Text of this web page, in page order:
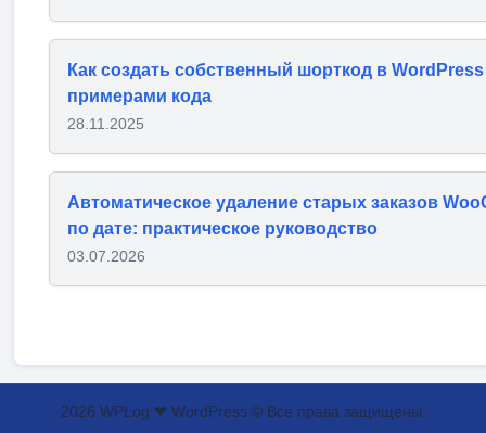
Как создать собственный шорткод в WordPress
примерами кода
28.11.2025
Автоматическое удаление старых заказов
по дате: практическое руководство
03.07.2026
2026 WPLog ❤ WordPress © Все права защищены.